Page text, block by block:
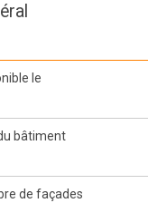
le
bâtiment
de façades